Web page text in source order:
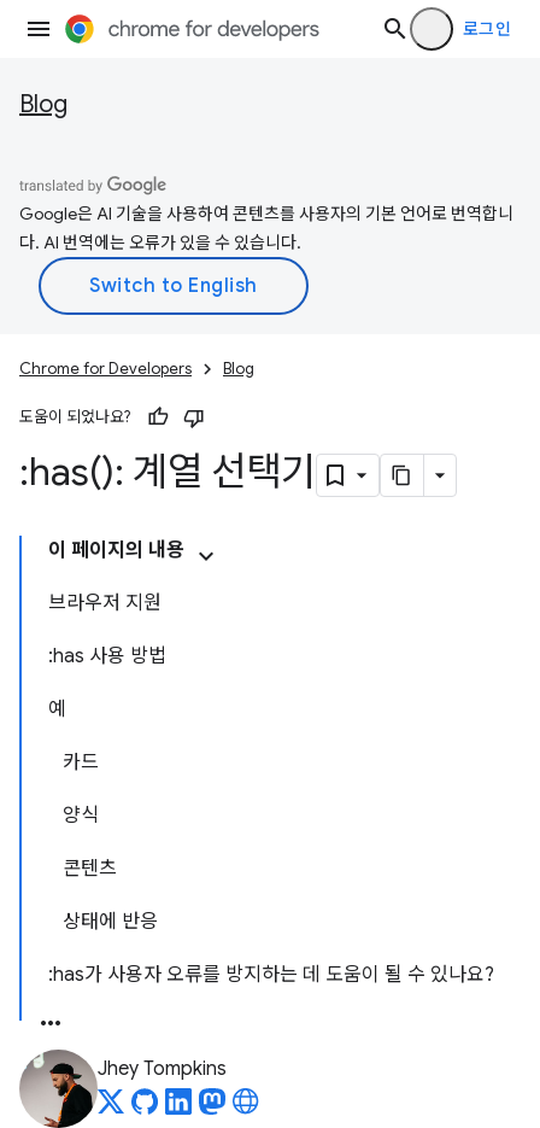
로그인
Blog
Google은 AI 기술을 사용하여 콘텐츠를 사용자의 기본 언어로 번역합니
다. AI 번역에는 오류가 있을 수 있습니다.
Chrome for Developers Blog
도움이 되었나요?
:has(): 계열 선택기
이 페이지의 내용
브라우저 지원
:has 사용 방법
예
카드
양식
콘텐츠
상태에 반응
:has가 사용자 오류를 방지하는 데 도움이 될 수 있나요?
Jhey Tompkins